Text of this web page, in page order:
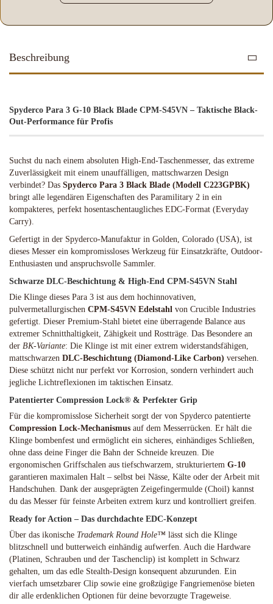
Beschreibung
Spyderco Para 3 G-10 Black Blade CPM-S45VN – Taktische Black-
Out-Performance für Profis
Suchst du nach einem absoluten High-End-Taschenmesser, das extreme
Zuverlässigkeit mit einem unauffälligen, mattschwarzen Design
verbindet? Das Spyderco Para 3 Black Blade (Modell C223GPBK)
bringt alle legendären Eigenschaften des Paramilitary 2 in ein
kompakteres, perfekt hosentaschentaugliches EDC-Format (Everyday
Carry).
Gefertigt in der Spyderco-Manufaktur in Golden, Colorado (USA), ist
dieses Messer ein kompromissloses Werkzeug für Einsatzkräfte, Outdoor-
Enthusiasten und anspruchsvolle Sammler.
Schwarze DLC-Beschichtung & High-End CPM-S45VN Stahl
Die Klinge dieses Para 3 ist aus dem hochinnovativen,
pulvermetallurgischen CPM-S45VN Edelstahl von Crucible Industries
gefertigt. Dieser Premium-Stahl bietet eine überragende Balance aus
extremer Schnitthaltigkeit, Zähigkeit und Rostträge. Das Besondere an
der BK-Variante: Die Klinge ist mit einer extrem widerstandsfähigen,
mattschwarzen DLC-Beschichtung (Diamond-Like Carbon) versehen.
Diese schützt nicht nur perfekt vor Korrosion, sondern verhindert auch
jegliche Lichtreflexionen im taktischen Einsatz.
Patentierter Compression Lock® & Perfekter Grip
Für die kompromisslose Sicherheit sorgt der von Spyderco patentierte
Compression Lock-Mechanismus auf dem Messerrücken. Er hält die
Klinge bombenfest und ermöglicht ein sicheres, einhändiges Schließen,
ohne dass deine Finger die Bahn der Schneide kreuzen. Die
ergonomischen Griffschalen aus tiefschwarzem, strukturiertem G-10
garantieren maximalen Halt – selbst bei Nässe, Kälte oder der Arbeit mit
Handschuhen. Dank der ausgeprägten Zeigefingermulde (Choil) kannst
du das Messer für feinste Arbeiten extrem kurz und kontrolliert greifen.
Ready for Action – Das durchdachte EDC-Konzept
Über das ikonische Trademark Round Hole™ lässt sich die Klinge
blitzschnell und butterweich einhändig aufwerfen. Auch die Hardware
(Platinen, Schrauben und der Taschenclip) ist komplett in Schwarz
gehalten, um das edle Stealth-Design konsequent abzurunden. Ein
vierfach umsetzbarer Clip sowie eine großzügige Fangriemenöse bieten
dir alle erdenklichen Optionen für deine bevorzugte Trageweise.